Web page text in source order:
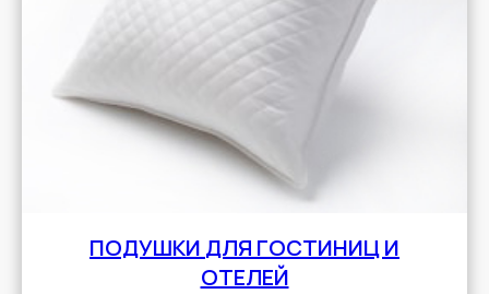
ПОДУШКИ ДЛЯ ГОСТИНИЦ И
ОТЕЛЕЙ